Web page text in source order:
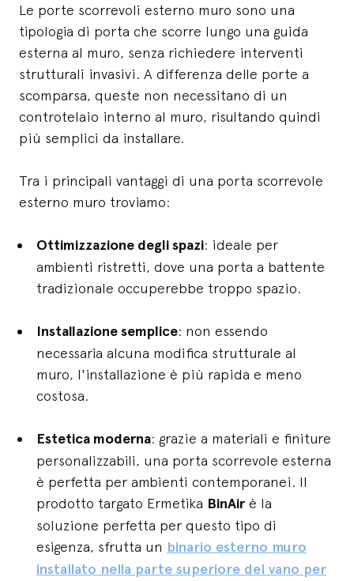
Le porte scorrevoli esterno muro sono una
tipologia di porta che scorre lungo una guida
esterna al muro, senza richiedere interventi
strutturali invasivi. A differenza delle porte a
scomparsa, queste non necessitano di un
controtelaio interno al muro, risultando quindi
più semplici da installare.
Tra i principali vantaggi di una porta scorrevole
esterno muro troviamo:
Ottimizzazione degli spazi: ideale per
ambienti ristretti, dove una porta a battente
tradizionale occuperebbe troppo spazio.
Installazione semplice: non essendo
necessaria alcuna modifica strutturale al
muro, l'installazione è più rapida e meno
costosa.
Estetica moderna: grazie a materiali e finiture
personalizzabili, una porta scorrevole esterna
è perfetta per ambienti contemporanei. Il
prodotto targato Ermetika BinAir è la
soluzione perfetta per questo tipo di
esigenza, sfrutta un binario esterno muro
installato nella parte superiore del vano per